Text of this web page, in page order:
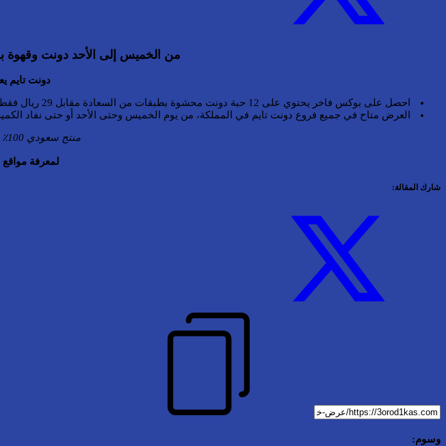
من الخميس إلى الأحد دونت وقهوة
دونت تايم
احصل على بوكس فاخر يحتوي على 12 حبة دونت محشوة بطبقات من السعادة مقابل 29 ريال فقط، وزيّد 5 ريال إضافية وخذ معها بوكس القهوة المتناغم معها في المذاق.
العرض متاح في جميع فروع دونت تايم في المملكة، من يوم الخميس وحتى الأحد أو حتى نفاد
منتج سعودي 100٪ يجمع بين الأصالة والجودة.
لمعرفة
شارك المقالة:
وسوم: